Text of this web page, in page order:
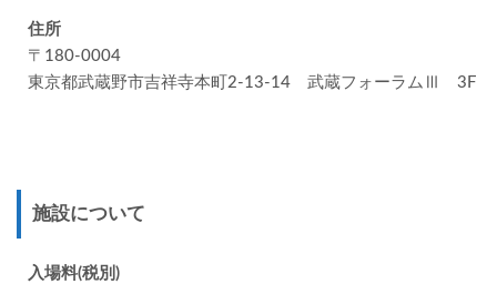
住所
〒180-0004
東京都武蔵野市吉祥寺本町2-13-14 武蔵フォーラムⅢ 3F
施設について
入場料(税別)